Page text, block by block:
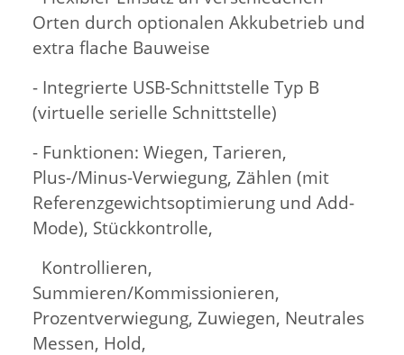
Orten durch optionalen Akkubetrieb und
extra flache Bauweise
- Integrierte USB-Schnittstelle Typ B
(virtuelle serielle Schnittstelle)
- Funktionen: Wiegen, Tarieren,
Plus-/Minus-Verwiegung, Zählen (mit
Referenzgewichtsoptimierung und Add-
Mode), Stückkontrolle,
Kontrollieren,
Summieren/Kommissionieren,
Prozentverwiegung, Zuwiegen, Neutrales
Messen, Hold,